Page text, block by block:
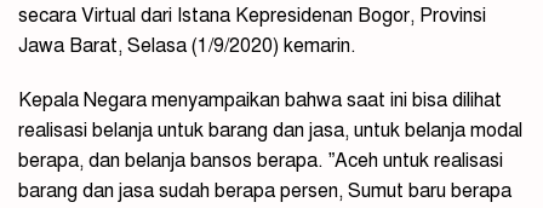
secara Virtual dari Istana Kepresidenan Bogor, Provinsi
Jawa Barat, Selasa (1/9/2020) kemarin.
Kepala Negara menyampaikan bahwa saat ini bisa dilihat
realisasi belanja untuk barang dan jasa, untuk belanja modal
berapa, dan belanja bansos berapa. ”Aceh untuk realisasi
barang dan jasa sudah berapa persen, Sumut baru berapa